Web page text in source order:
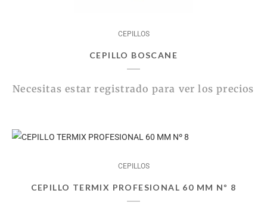
CEPILLOS
CEPILLO BOSCANE
Necesitas estar registrado para ver los precios
CEPILLOS
CEPILLO TERMIX PROFESIONAL 60 MM Nº 8